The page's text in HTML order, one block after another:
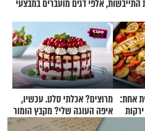
אלפי דגים מועברים במבצעי
אחת: מרוצים? אכלתי סלט. עכשיו,
איפה העוגה שלי? מקבץ הומור
כייפי מספר 1